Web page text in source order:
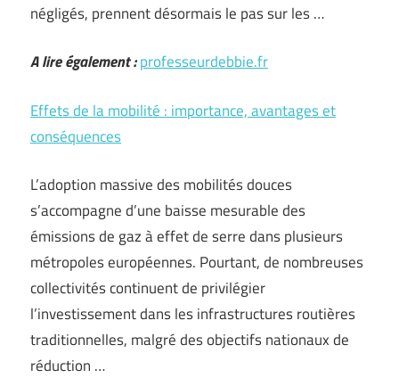
négligés, prennent désormais le pas sur les …
A lire également :professeurdebbie.fr
Effets de la mobilité : importance, avantages et
conséquences
L’adoption massive des mobilités douces
s’accompagne d’une baisse mesurable des
émissions de gaz à effet de serre dans plusieurs
métropoles européennes. Pourtant, de nombreuses
collectivités continuent de privilégier
l’investissement dans les infrastructures routières
traditionnelles, malgré des objectifs nationaux de
réduction …